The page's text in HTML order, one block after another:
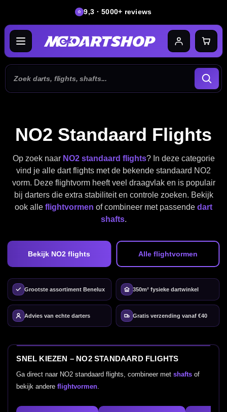
9,3 · 5000+ reviews
NO2 Standaard Flights
Op zoek naar NO2 standaard flights? In deze categorie
vind je alle dart flights met de bekende standaard NO2
vorm. Deze flightvorm heeft veel draagvlak en is populair
bij darters die extra stabiliteit en controle zoeken. Bekijk
ook alle flightvormen of combineer met passende dart
shafts.
Bekijk NO2 flights Alle flightvormen
Grootste assortiment Benelux 350m² fysieke dartwinkel
Advies van echte darters Gratis verzending vanaf €40
SNEL KIEZEN – NO2 STANDAARD FLIGHTS
Ga direct naar NO2 standaard flights, combineer metshafts of
bekijk andereflightvormen.